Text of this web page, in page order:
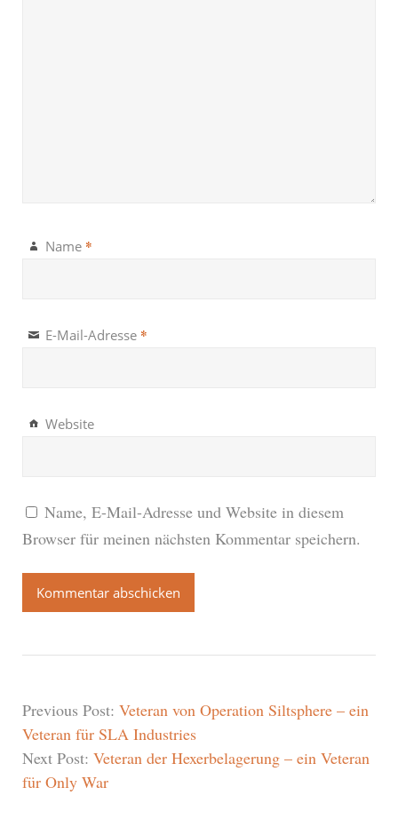
Name *
E-Mail-Adresse *
Website
Name, E-Mail-Adresse und Website in diesem
Browser für meinen nächsten Kommentar speichern.
Previous Post: Veteran von Operation Siltsphere – ein
Veteran für SLA Industries
Next Post: Veteran der Hexerbelagerung – ein Veteran
für Only War